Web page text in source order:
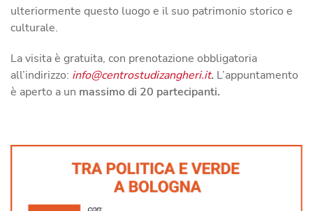
ulteriormente questo luogo e il suo patrimonio storico e
culturale.
La visita è gratuita, con prenotazione obbligatoria
all’indirizzo: info@centrostudizangheri.it. L’appuntamento
è aperto a un massimo di 20 partecipanti.